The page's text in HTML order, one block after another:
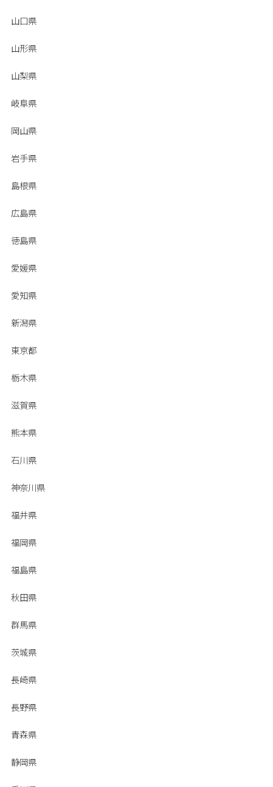
山口県
山形県
山梨県
岐阜県
岡山県
岩手県
島根県
広島県
徳島県
愛媛県
愛知県
新潟県
東京都
栃木県
滋賀県
熊本県
石川県
神奈川県
福井県
福岡県
福島県
秋田県
群馬県
茨城県
長崎県
長野県
青森県
静岡県